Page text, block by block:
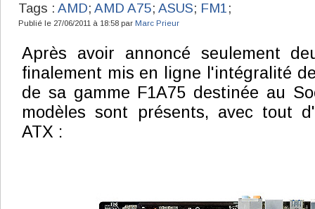
Tags : AMD; AMD A75; ASUS; FM1;
Publié le 27/06/2011 à 18:58 par Marc Prieur
Après avoir annoncé seulement
finalement mis en ligne l'intégralité
de sa gamme F1A75 destinée au
modèles sont présents, avec tout
ATX :